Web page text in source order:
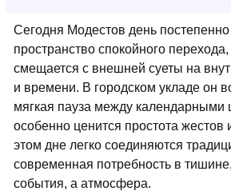
Сегодня Модестов день постепенно
пространство спокойного
смещается с внешней суеты на
и времени. В городском укладе он
мягкая пауза между календарными
особенно ценится простота
этом дне легко соединяются
современная потребность в
события, а атмосфера.